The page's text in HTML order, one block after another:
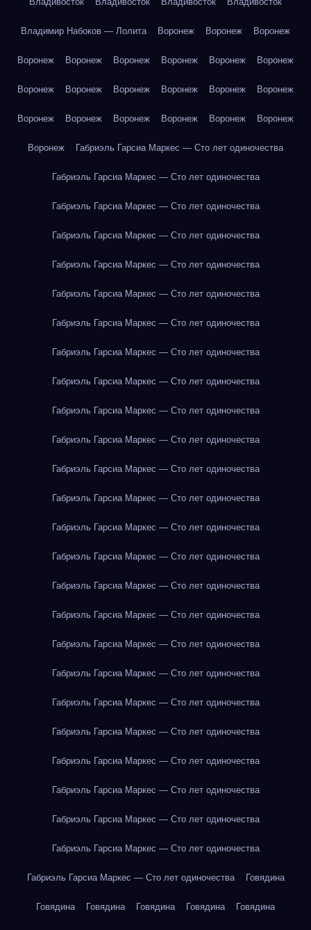
Владимир Набоков — Лолита Воронеж Воронеж Воронеж
Воронеж Воронеж Воронеж Воронеж Воронеж Воронеж
Воронеж Воронеж Воронеж Воронеж Воронеж Воронеж
Воронеж Воронеж Воронеж Воронеж Воронеж Воронеж
Воронеж Габриэль Гарсиа Маркес — Сто лет одиночества
Габриэль Гарсиа Маркес — Сто лет одиночества
Габриэль Гарсиа Маркес — Сто лет одиночества
Габриэль Гарсиа Маркес — Сто лет одиночества
Габриэль Гарсиа Маркес — Сто лет одиночества
Габриэль Гарсиа Маркес — Сто лет одиночества
Габриэль Гарсиа Маркес — Сто лет одиночества
Габриэль Гарсиа Маркес — Сто лет одиночества
Габриэль Гарсиа Маркес — Сто лет одиночества
Габриэль Гарсиа Маркес — Сто лет одиночества
Габриэль Гарсиа Маркес — Сто лет одиночества
Габриэль Гарсиа Маркес — Сто лет одиночества
Габриэль Гарсиа Маркес — Сто лет одиночества
Габриэль Гарсиа Маркес — Сто лет одиночества
Габриэль Гарсиа Маркес — Сто лет одиночества
Габриэль Гарсиа Маркес — Сто лет одиночества
Габриэль Гарсиа Маркес — Сто лет одиночества
Габриэль Гарсиа Маркес — Сто лет одиночества
Габриэль Гарсиа Маркес — Сто лет одиночества
Габриэль Гарсиа Маркес — Сто лет одиночества
Габриэль Гарсиа Маркес — Сто лет одиночества
Габриэль Гарсиа Маркес — Сто лет одиночества
Габриэль Гарсиа Маркес — Сто лет одиночества
Габриэль Гарсиа Маркес — Сто лет одиночества
Габриэль Гарсиа Маркес — Сто лет одиночества
Габриэль Гарсиа Маркес — Сто лет одиночества Говядина
Говядина Говядина Говядина Говядина Говядина